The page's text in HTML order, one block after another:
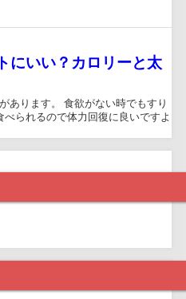
にいい？カロリーと太
あります。 食欲がない時でもすり
べられるので体力回復に良いですよ